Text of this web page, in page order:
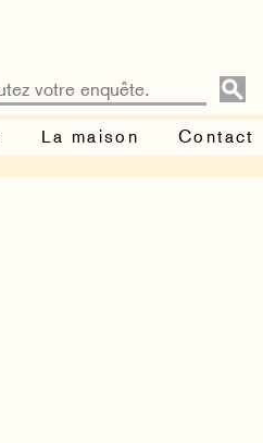
La maison Contact